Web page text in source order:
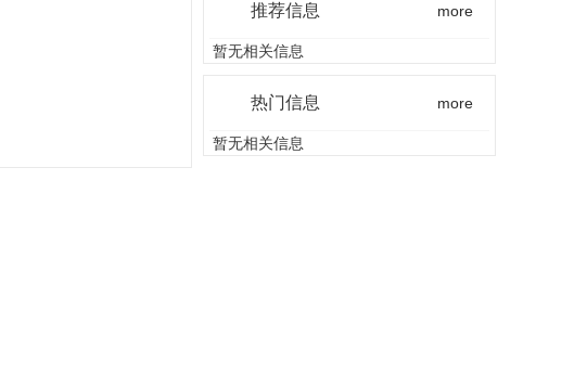
推荐信息 more
暂无相关信息
热门信息 more
暂无相关信息